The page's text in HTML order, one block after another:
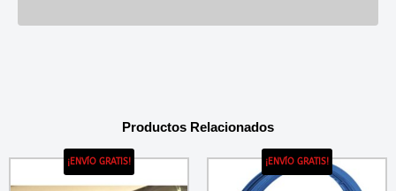
Productos Relacionados
¡ENVÍO GRATIS! ¡ENVÍO GRATIS!